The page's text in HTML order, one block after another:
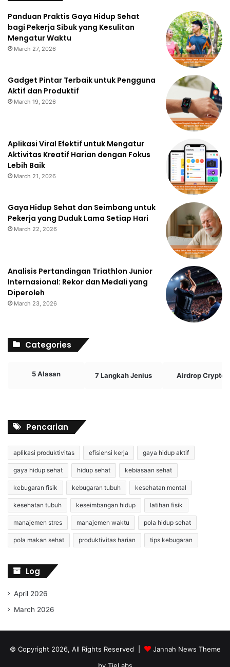
Panduan Praktis Gaya Hidup Sehat
bagi Pekerja Sibuk yang Kesulitan
Mengatur Waktu
March 27, 2026
Gadget Pintar Terbaik untuk Pengguna
Aktif dan Produktif
March 19, 2026
Aplikasi Viral Efektif untuk Mengatur
Aktivitas Kreatif Harian dengan Fokus
Lebih Baik
March 21, 2026
Gaya Hidup Sehat dan Seimbang untuk
Pekerja yang Duduk Lama Setiap Hari
March 22, 2026
Analisis Pertandingan Triathlon Junior
Internasional: Rekor dan Medali yang
Diperoleh
March 23, 2026
Categories
5 Alasan 7 Langkah Jenius Airdrop Crypto
Pencarian
aplikasi produktivitas efisiensi kerja gaya hidup aktif
gaya hidup sehat hidup sehat kebiasaan sehat
kebugaran fisik kebugaran tubuh kesehatan mental
kesehatan tubuh keseimbangan hidup latihan fisik
manajemen stres manajemen waktu pola hidup sehat
pola makan sehat produktivitas harian tips kebugaran
Log
April 2026
March 2026
© Copyright 2026, All Rights Reserved |
Jannah News Theme
by TieLabs